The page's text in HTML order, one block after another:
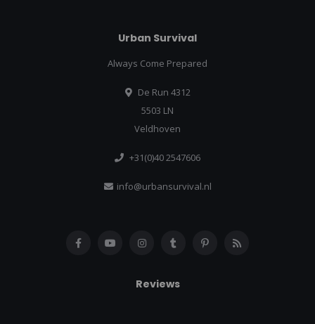
Urban Survival
Always Come Prepared
De Run 4312
5503 LN
Veldhoven
+31(0)40 2547606
info@urbansurvival.nl
Reviews